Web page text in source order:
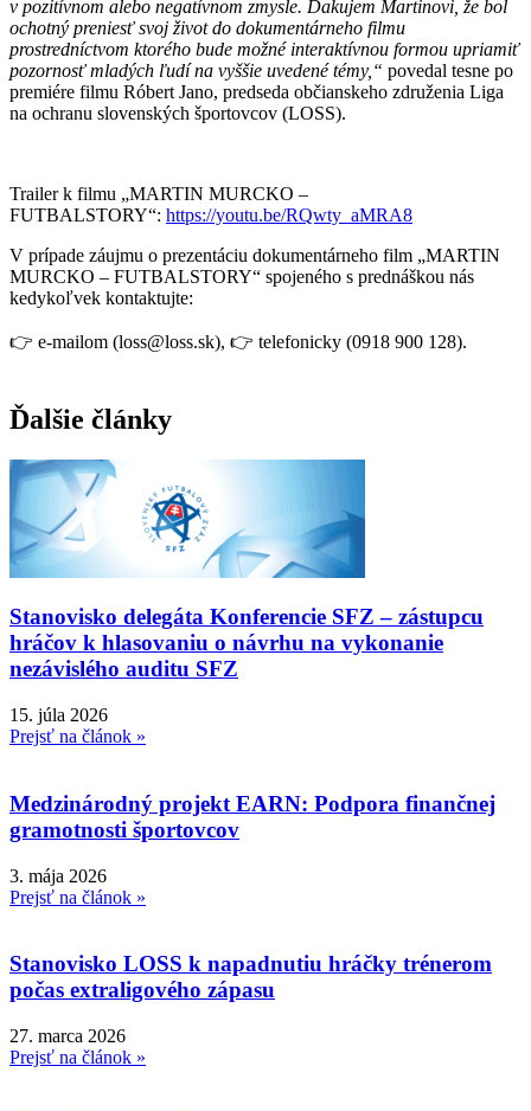
v pozitívnom alebo negatívnom zmysle. Ďakujem Martinovi, že bol
ochotný preniesť svoj život do dokumentárneho filmu
prostredníctvom ktorého bude možné interaktívnou formou upriamiť
pozornosť mladých ľudí na vyššie uvedené témy,“ povedal tesne po
premiére filmu Róbert Jano, predseda občianskeho združenia Liga
na ochranu slovenských športovcov (LOSS).
Trailer k filmu „MARTIN MURCKO –
FUTBALSTORY“: https://youtu.be/RQwty_aMRA8
V prípade záujmu o prezentáciu dokumentárneho film „MARTIN
MURCKO – FUTBALSTORY“ spojeného s prednáškou nás
kedykoľvek kontaktujte:
👉 e-mailom (loss@loss.sk), 👉 telefonicky (0918 900 128).
Ďalšie články
Stanovisko delegáta Konferencie SFZ – zástupcu
hráčov k hlasovaniu o návrhu na vykonanie
nezávislého auditu SFZ
15. júla 2026
Prejsť na článok »
Medzinárodný projekt EARN: Podpora finančnej
gramotnosti športovcov
3. mája 2026
Prejsť na článok »
Stanovisko LOSS k napadnutiu hráčky trénerom
počas extraligového zápasu
27. marca 2026
Prejsť na článok »